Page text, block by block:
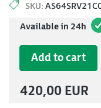
SKU:
Available in 24h
Add to cart
420,00 EUR